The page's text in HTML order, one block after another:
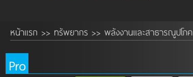
หน้าแรก >> ทรัพยากร >> พลังงานและสาธารณูปโภค
Pro